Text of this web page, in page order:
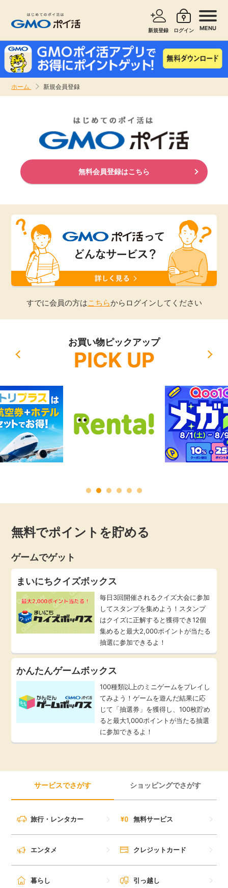
新規登録 ログイン MENU
ホーム 新規会員登録
お知らせ
無料
即日還元
アンケート
ゲーム
お友達紹介
カード比較
GMOポイ活の使い方
ヘルプセンター
サービスで探す ショッピングで探す
無料サービス
エンタメ
暮らし
引っ越し
買取・査定
学び
美容・健康
銀行・金融・投資
家計の固定費
無料会員登録はこちら
すでに会員の方はこちらからログインしてください
お買い物ピックアップ
PICK UP
無料でポイントを貯める
ゲームでゲット
まいにちクイズボックス
毎日3回開催されるクイズ大会に参加
してスタンプを集めよう！スタンプ
はクイズに正解すると獲得でき12個
集めると最大2,000ポイントが当たる
抽選に参加できるよ！
かんたんゲームボックス
100種類以上のミニゲームをプレイし
てみよう！ゲームを遊んだ結果に応
じて「抽選券」を獲得し、100枚貯め
ると最大1,000ポイントが当たる抽選
に参加できるよ！
サービスでさがす ショッピングでさがす
旅行・レンタカー 無料サービス
エンタメ クレジットカード
暮らし 引っ越し